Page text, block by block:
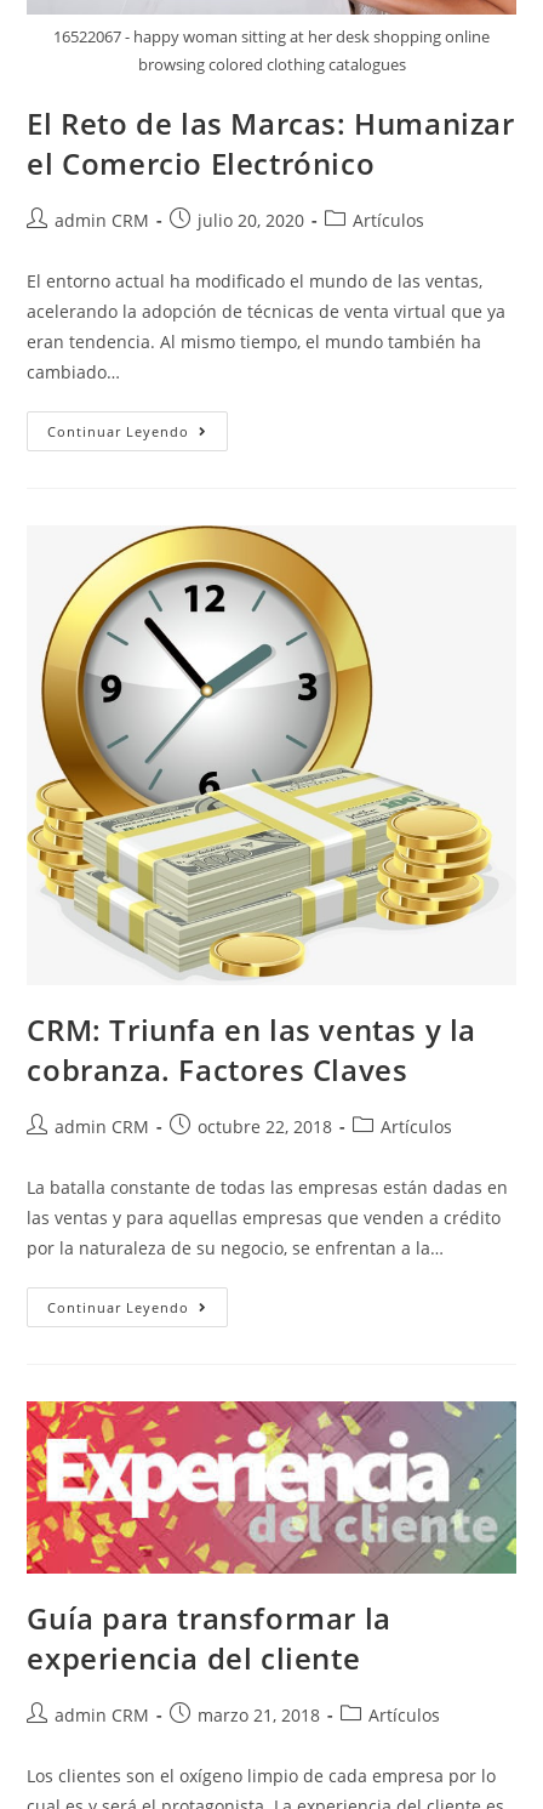
16522067 - happy woman sitting at her desk shopping online
browsing colored clothing catalogues
El Reto de las Marcas: Humanizar
el Comercio Electrónico
admin CRM julio 20, 2020 Artículos
El entorno actual ha modificado el mundo de las ventas,
acelerando la adopción de técnicas de venta virtual que ya
eran tendencia. Al mismo tiempo, el mundo también ha
cambiado…
Continuar Leyendo
CRM: Triunfa en las ventas y la
cobranza. Factores Claves
admin CRM octubre 22, 2018 Artículos
La batalla constante de todas las empresas están dadas en
las ventas y para aquellas empresas que venden a crédito
por la naturaleza de su negocio, se enfrentan a la…
Continuar Leyendo
Guía para transformar la
experiencia del cliente
admin CRM marzo 21, 2018 Artículos
Los clientes son el oxígeno limpio de cada empresa por lo